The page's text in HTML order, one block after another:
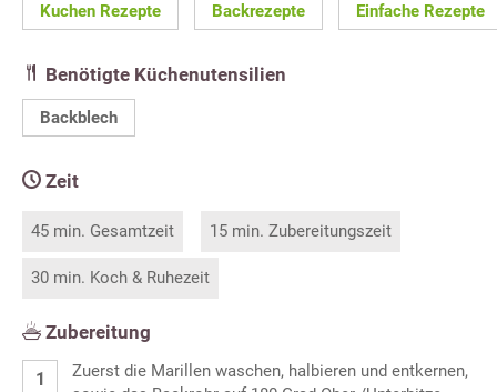
Kuchen Rezepte Backrezepte Einfache Rezepte
Benötigte Küchenutensilien
Backblech
Zeit
45 min. Gesamtzeit 15 min. Zubereitungszeit
30 min. Koch & Ruhezeit
Zubereitung
Zuerst die Marillen waschen, halbieren und entkernen,